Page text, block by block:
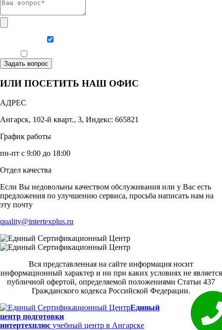
Задать вопрос
ИЛИ ПОСЕТИТЬ НАШ ОФИС
АДРЕС
Ангарск, 102-й кварт., 3, Индекс: 665821
График работы
пн-пт с 9:00 до 18:00
Отдел качества
Если Вы недовольны качеством обслуживания или у Вас есть
предложения по улучшению сервиса, просьба написать нам на
эту почту
quality@intertexplus.ru
Вся представленная на сайте информация носит
информационный характер и ни при каких условиях не является
публичной офертой, определяемой положениями Статьи 437
Гражданского кодекса Российской Федерации.
Единый
центр подготовки
интертехплюс учебный центр в Ангарске